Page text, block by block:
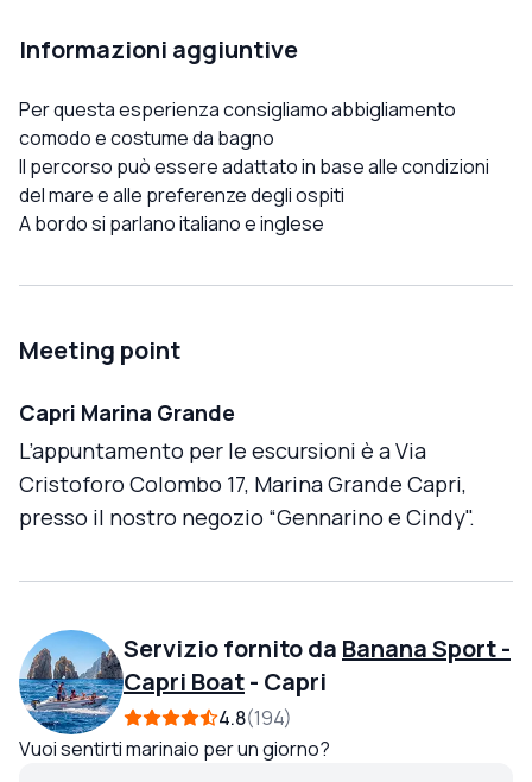
Informazioni aggiuntive
Per questa esperienza consigliamo abbigliamento
comodo e costume da bagno
Il percorso può essere adattato in base alle condizioni
del mare e alle preferenze degli ospiti
A bordo si parlano italiano e inglese
Meeting point
Capri Marina Grande
L’appuntamento per le escursioni è a Via
Cristoforo Colombo 17, Marina Grande Capri,
presso il nostro negozio “Gennarino e Cindy".
Servizio fornito da Banana Sport -
Capri Boat- Capri
4.8 194
Vuoi sentirti marinaio per un giorno?